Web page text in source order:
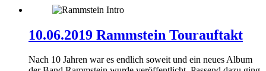
10.06.2019 Rammstein Tourauftakt
Nach 10 Jahren war es endlich soweit und ein neues Album